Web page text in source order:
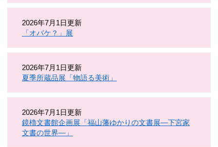
2026年7月1日更新
「オバケ？」展
2026年7月1日更新
夏季所蔵品展「物語る美術」
2026年7月1日更新
鏡櫓文書館企画展「福山藩ゆかりの文書展―下宮家
文書の世界―」